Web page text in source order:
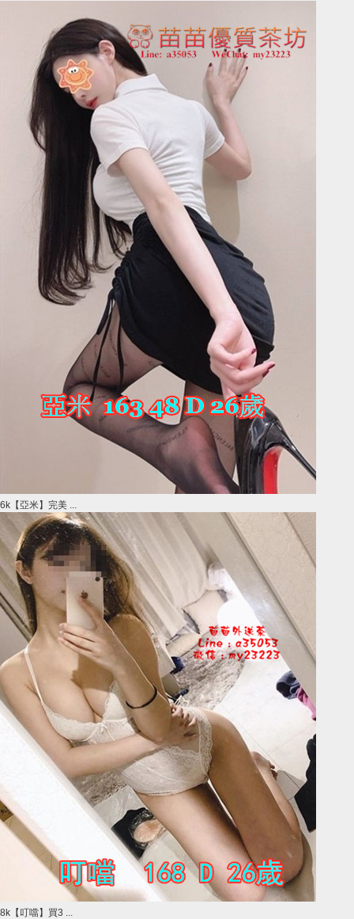
6k【亞米】完美 ...
8k【叮噹】買3 ...